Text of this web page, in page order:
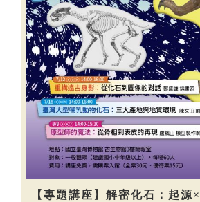
【專題講座】解密化石：起源